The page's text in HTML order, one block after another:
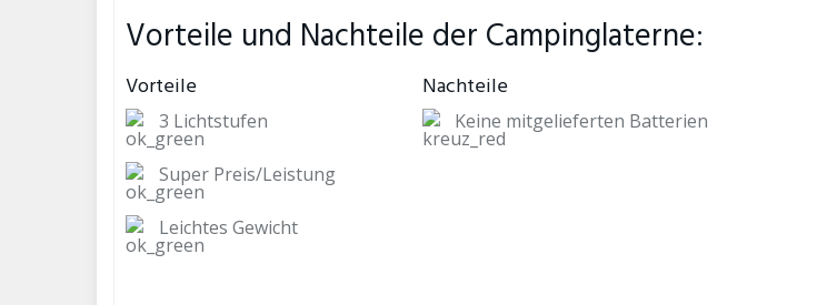
Vorteile und Nachteile der Campinglaterne:
Vorteile Nachteile
3 Lichtstufen Keine mitgelieferten Batterien
Super Preis/Leistung
Leichtes Gewicht